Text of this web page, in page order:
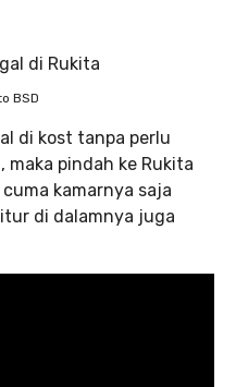
BSD
di kost tanpa perlu
pindah ke Rukita
kamarnya saja
di dalamnya juga